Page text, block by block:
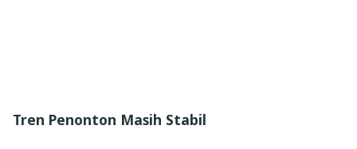
Tren Penonton Masih Stabil